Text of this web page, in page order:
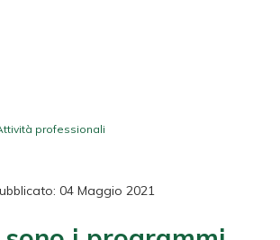
professionali
04 Maggio 2021